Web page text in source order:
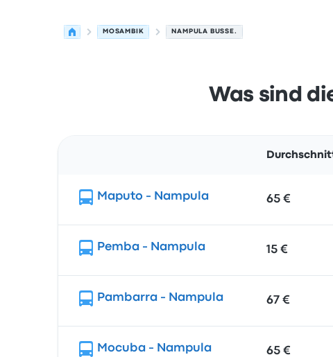
MOSAMBIK NAMPULA BUSSE.
Was sind
Maputo - Nampula 65 €
Pemba - Nampula 15 €
Pambarra - Nampula 67 €
Mocuba - Nampula 65 €